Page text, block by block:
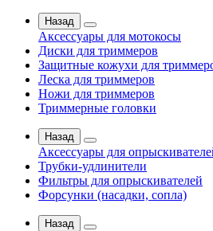
Назад
Аксессуары для мотокосы
Диски для триммеров
Защитные кожухи для
Леска для триммеров
Ножи для триммеров
Триммерные головки
Назад
Аксессуары для
Трубки-удлинители
Фильтры для опрыскивателей
Форсунки (насадки, сопла)
Назад